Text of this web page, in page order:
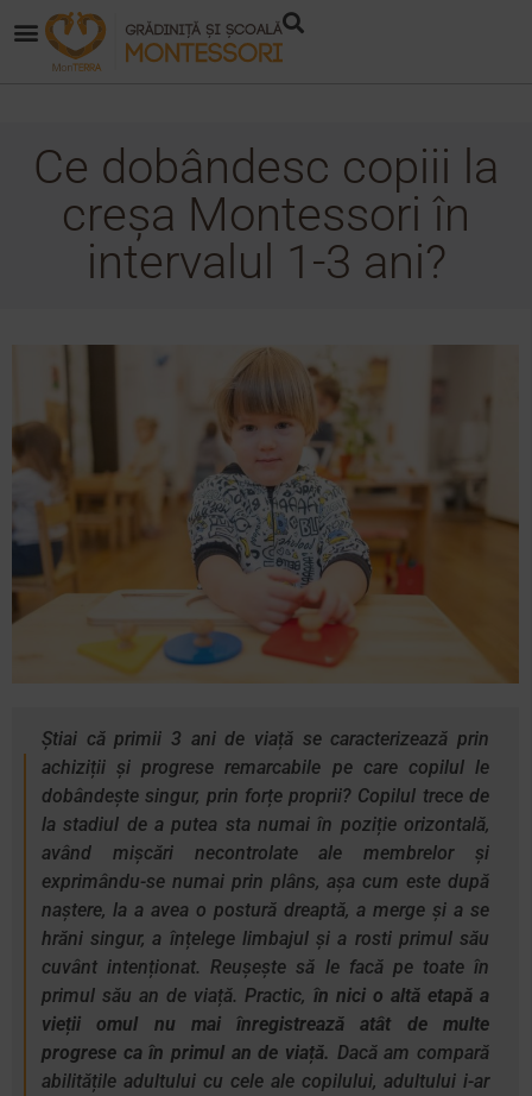
Ce dobândesc copiii la
creșa Montessori în
intervalul 1-3 ani?
Știai că primii 3 ani de viață se caracterizează prin
achiziții și progrese remarcabile pe care copilul le
dobândește singur, prin forțe proprii? Copilul trece de
la stadiul de a putea sta numai în poziție orizontală,
având mișcări necontrolate ale membrelor și
exprimându-se numai prin plâns, așa cum este după
naștere, la a avea o postură dreaptă, a merge și a se
hrăni singur, a înțelege limbajul și a rosti primul său
cuvânt intenționat. Reușește să le facă pe toate în
primul său an de viață. Practic, în nici o altă etapă a
vieții omul nu mai înregistrează atât de multe
progrese ca în primul an de viață. Dacă am compară
abilitățile adultului cu cele ale copilului, adultului i-ar